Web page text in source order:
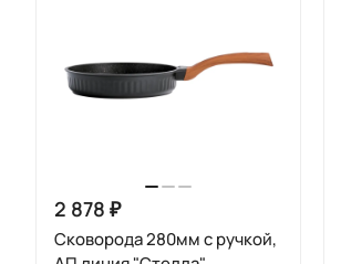
2 878 ₽
Сковорода 280мм с ручкой,